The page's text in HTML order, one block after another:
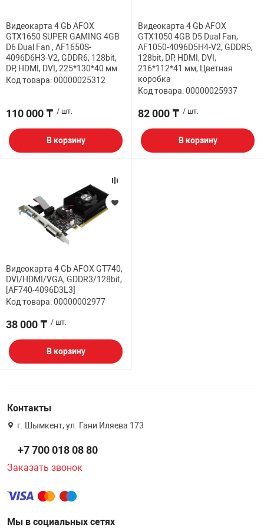
USB
USB ХАБЫ
НАБОР ДЛЯ
ЛЕНТА ДЛЯ
ДОМА
Видеокарта 4 Gb AFOX
GTX1650 SUPER GAMING 4GB
D6 Dual Fan , AF1650S-
4096D6H3-V2, GDDR6, 128bit,
DP, HDMI, DVI, 225*130*40 мм
Код товара: 00000025312
110 000 ₸ / шт.
В корзину
Видеокарта 4 Gb AFOX
GTX1050 4GB D5 Dual Fan,
AF1050-4096D5H4-V2, GDDR5,
128bit, DP, HDMI, DVI,
216*112*41 мм, Цветная
коробка
Код товара: 00000025937
82 000 ₸ / шт.
В корзину
Видеокарта 4 Gb AFOX GT740,
DVI/HDMI/VGA, GDDR3/128bit,
[AF740-4096D3L3]
Код товара: 00000002977
38 000 ₸ / шт.
В корзину
Контакты
г. Шымкент, ул. Гани Иляева 173
+7 700 018 08 80
Заказать звонок
Мы в социальных сетях